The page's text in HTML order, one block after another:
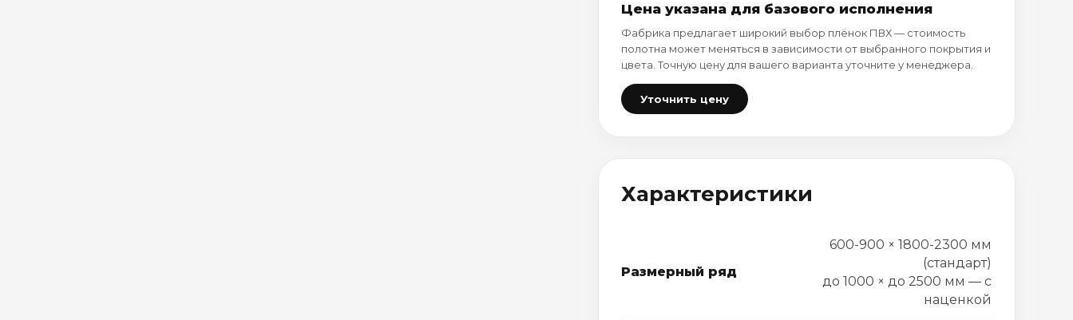
Цена указана для базового исполнения
Фабрика предлагает широкий выбор плёнок ПВХ — стоимость
полотна может меняться в зависимости от выбранного покрытия и
цвета. Точную цену для вашего варианта уточните у менеджера.
Уточнить цену
Характеристики
Размерный ряд
600-900 × 1800-2300 мм
(стандарт)
до 1000 × до 2500 мм — с
наценкой